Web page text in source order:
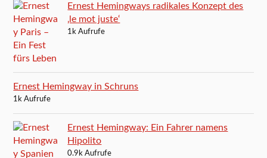
Ernest Hemingways radikales Konzept des
‚le mot juste‘
1k Aufrufe
Ernest Hemingway in Schruns
1k Aufrufe
Ernest Hemingway: Ein Fahrer namens
Hipolito
0.9k Aufrufe